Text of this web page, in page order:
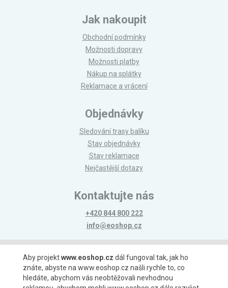
Jak nakoupit
Obchodní podmínky
Možnosti dopravy
Možnosti platby
Nákup na splátky
Reklamace a vrácení
Objednávky
Sledování trasy balíku
Stav objednávky
Stav reklamace
Nejčastější dotazy
Kontaktujte nás
+420 844 800 222
info@eoshop.cz
Možnosti platby
Aby projektwww.eoshop.cz dál fungoval tak, jak ho
znáte, abyste na www.eoshop.cz našli rychle to, co
hledáte, abychom vás neobtěžovali nevhodnou